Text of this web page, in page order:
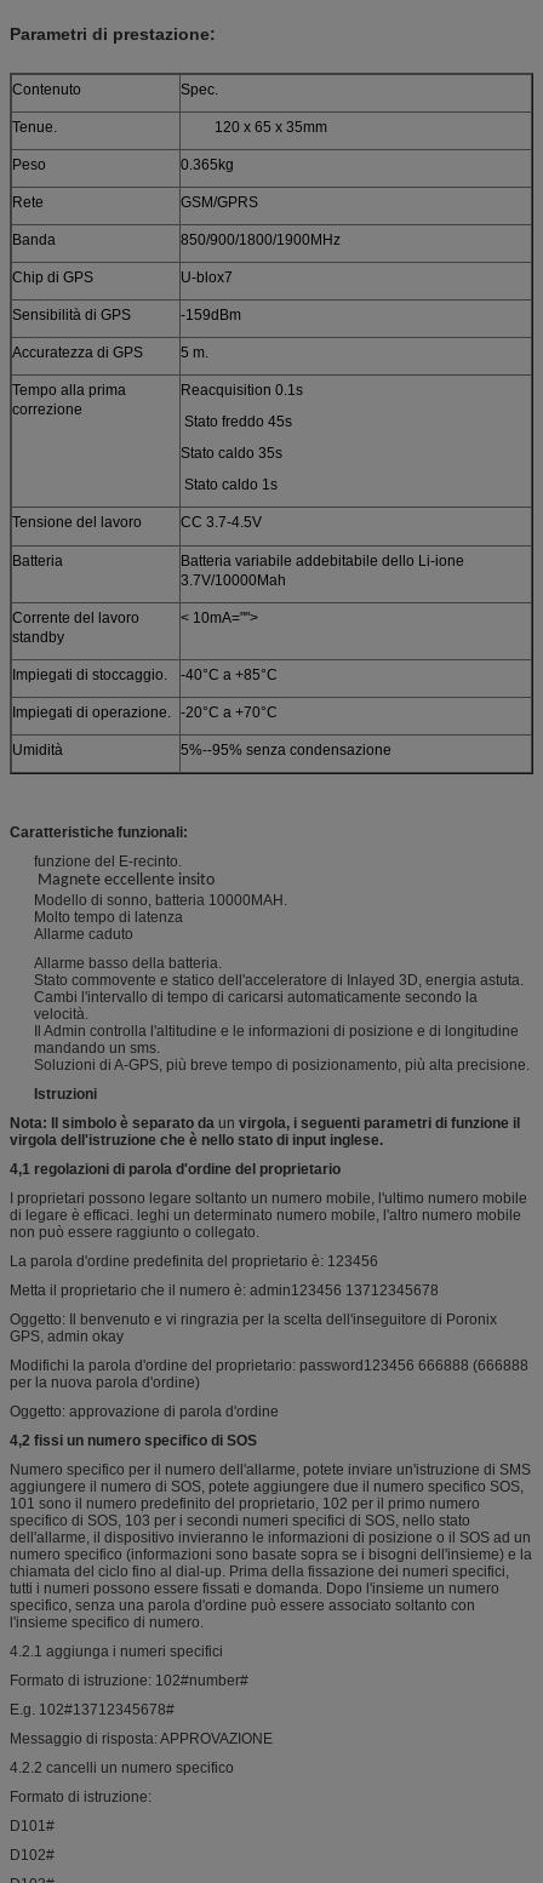
Parametri di prestazione:
Contenuto Spec.
Tenue. 120 x 65 x 35mm
Peso 0.365kg
Rete GSM/GPRS
Banda 850/900/1800/1900MHz
Chip di GPS U-blox7
Sensibilità di GPS -159dBm
Accuratezza di GPS 5 m.
Tempo alla prima
correzione
Reacquisition 0.1s
Stato freddo 45s
Stato caldo 35s
Stato caldo 1s
Tensione del lavoro CC 3.7-4.5V
Batteria
Batteria variabile addebitabile dello Li-ione
3.7V/10000Mah
Corrente del lavoro
standby
< 10mA="">
Impiegati di stoccaggio. -40°C a +85°C
Impiegati di operazione. -20°C a +70°C
Umidità 5%--95% senza condensazione
Caratteristiche funzionali:
funzione del E-recinto.
Magnete eccellente insito
Modello di sonno, batteria 10000MAH.
Molto tempo di latenza
Allarme caduto
Allarme basso della batteria.
Stato commovente e statico dell'acceleratore di Inlayed 3D, energia astuta.
Cambi l'intervallo di tempo di caricarsi automaticamente secondo la
velocità.
Il Admin controlla l'altitudine e le informazioni di posizione e di longitudine
mandando un sms.
Soluzioni di A-GPS, più breve tempo di posizionamento, più alta precisione.
Istruzioni
Nota: Il simbolo è separato da un virgola, i seguenti parametri di funzione il
virgola dell'istruzione che è nello stato di input inglese.
4,1 regolazioni di parola d'ordine del proprietario
I proprietari possono legare soltanto un numero mobile, l'ultimo numero mobile
di legare è efficaci. leghi un determinato numero mobile, l'altro numero mobile
non può essere raggiunto o collegato.
La parola d'ordine predefinita del proprietario è: 123456
Metta il proprietario che il numero è: admin123456 13712345678
Oggetto: Il benvenuto e vi ringrazia per la scelta dell'inseguitore di Poronix
GPS, admin okay
Modifichi la parola d'ordine del proprietario: password123456 666888 (666888
per la nuova parola d'ordine)
Oggetto: approvazione di parola d'ordine
4,2 fissi un numero specifico di SOS
Numero specifico per il numero dell'allarme, potete inviare un'istruzione di SMS
aggiungere il numero di SOS, potete aggiungere due il numero specifico SOS,
101 sono il numero predefinito del proprietario, 102 per il primo numero
specifico di SOS, 103 per i secondi numeri specifici di SOS, nello stato
dell'allarme, il dispositivo invieranno le informazioni di posizione o il SOS ad un
numero specifico (informazioni sono basate sopra se i bisogni dell'insieme) e la
chiamata del ciclo fino al dial-up. Prima della fissazione dei numeri specifici,
tutti i numeri possono essere fissati e domanda. Dopo l'insieme un numero
specifico, senza una parola d'ordine può essere associato soltanto con
l'insieme specifico di numero.
4.2.1 aggiunga i numeri specifici
Formato di istruzione: 102#number#
E.g. 102#13712345678#
Messaggio di risposta: APPROVAZIONE
4.2.2 cancelli un numero specifico
Formato di istruzione:
D101#
D102#